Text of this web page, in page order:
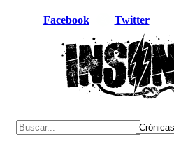
Facebook Twitter